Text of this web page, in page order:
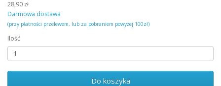
28,90 zł
Darmowa dostawa
(przy płatności przelewem, lub za pobraniem powyżej 100zł)
Ilość
Do koszyka